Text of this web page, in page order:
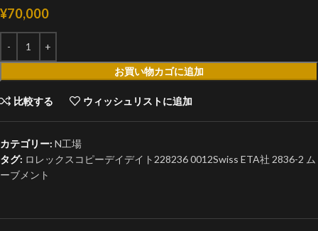
¥70,000
お買い物カゴに追加
比較する ウィッシュリストに追加
カテゴリー: N工場
タグ: ロレックスコピーデイデイト228236 0012Swiss ETA社 2836-2 ム
ーブメント